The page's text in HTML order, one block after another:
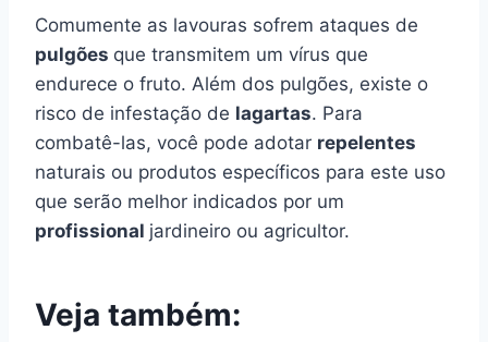
Comumente as lavouras sofrem ataques de
pulgões que transmitem um vírus que
endurece o fruto. Além dos pulgões, existe o
risco de infestação de lagartas. Para
combatê-las, você pode adotar repelentes
naturais ou produtos específicos para este uso
que serão melhor indicados por um
profissional jardineiro ou agricultor.
Veja também: